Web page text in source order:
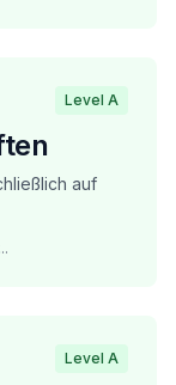
Level A
auf
Level A